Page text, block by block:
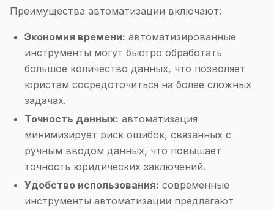
Преимущества автоматизации включают:
Экономия времени: автоматизированные
инструменты могут быстро обработать
большое количество данных, что позволяет
юристам сосредоточиться на более сложных
задачах.
Точность данных: автоматизация
минимизирует риск ошибок, связанных с
ручным вводом данных, что повышает
точность юридических заключений.
Удобство использования: современные
инструменты автоматизации предлагают